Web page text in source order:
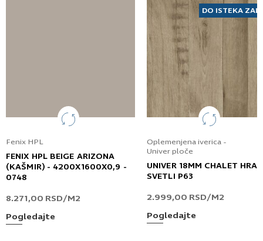
Fenix HPL
FENIX HPL BEIGE ARIZONA
(KAŠMIR) - 4200X1600X0,9 -
0748
8.271,00 RSD/M2
Pogledajte
DO ISTEKA
Oplemenjena iverica -
Univer ploče
UNIVER 18MM CHALET
SVETLI P63
2.999,00 RSD/M2
Pogledajte